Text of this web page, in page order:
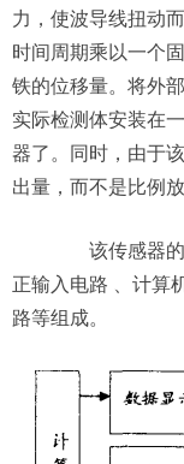
力，使波导线扭动
时间周期乘以一个
铁的位移量。将外
实际检测体安装在
器了。同时，由于
出量，而不是比例
该传感器的
正输入电路 、计算
路等组成。